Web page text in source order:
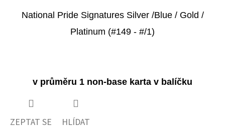
National Pride Signatures Silver /Blue/ Gold /
Platinum (#149 - #/1)
v průměru 1 non-base karta v balíčku
ZEPTAT SE
HLÍDAT